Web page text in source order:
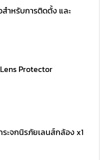
ำหรับการติดตั้ง และ
Protector
จกนิรภัยเลนส์กล้อง x1